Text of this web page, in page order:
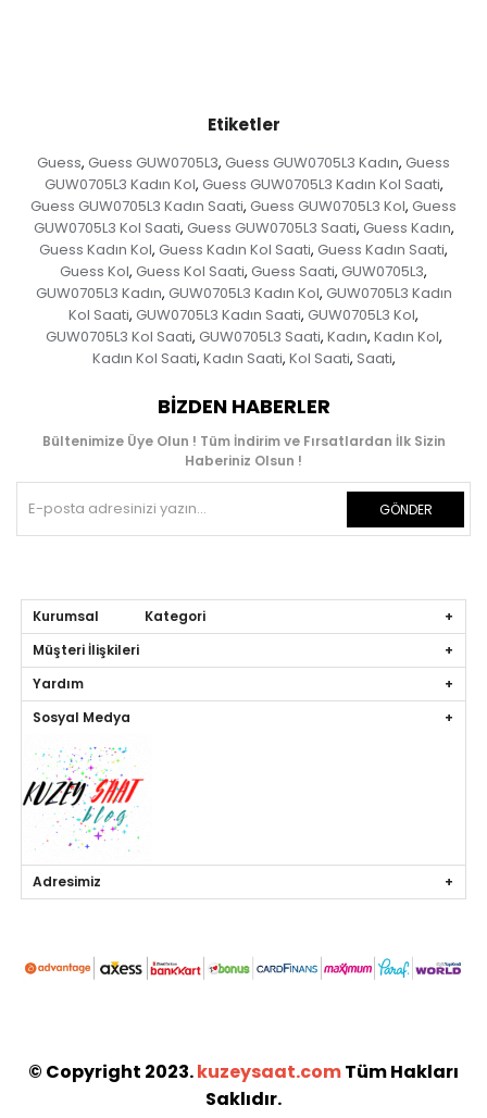
Etiketler
Guess, Guess GUW0705L3, Guess GUW0705L3 Kadın, Guess
GUW0705L3 Kadın Kol, Guess GUW0705L3 Kadın Kol Saati,
Guess GUW0705L3 Kadın Saati, Guess GUW0705L3 Kol, Guess
GUW0705L3 Kol Saati, Guess GUW0705L3 Saati, Guess Kadın,
Guess Kadın Kol, Guess Kadın Kol Saati, Guess Kadın Saati,
Guess Kol, Guess Kol Saati, Guess Saati, GUW0705L3,
GUW0705L3 Kadın, GUW0705L3 Kadın Kol, GUW0705L3 Kadın
Kol Saati, GUW0705L3 Kadın Saati, GUW0705L3 Kol,
GUW0705L3 Kol Saati, GUW0705L3 Saati, Kadın, Kadın Kol,
Kadın Kol Saati, Kadın Saati, Kol Saati, Saati,
BIZDEN HABERLER
Bültenimize Üye Olun ! Tüm İndirim ve Fırsatlardan İlk Sizin
Haberiniz Olsun !
GÖNDER
Kurumsal Kategori
Müşteri İlişkileri
Yardım
Sosyal Medya
Adresimiz
© Copyright 2023.kuzeysaat.comTüm Hakları
Saklıdır.